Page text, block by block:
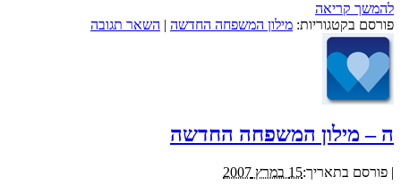
להמשך קריאה
פורסם בקטגוריות: מילון המשפחה החדשה | השאר תגובה
ה – מילון המשפחה החדשה
| פורסם בתאריך:15 במרץ 2007